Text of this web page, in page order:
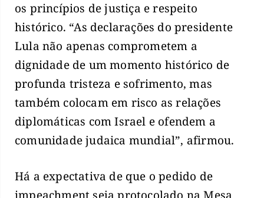
os princípios de justiça e respeito
histórico. “As declarações do presidente
Lula não apenas comprometem a
dignidade de um momento histórico de
profunda tristeza e sofrimento, mas
também colocam em risco as relações
diplomáticas com Israel e ofendem a
comunidade judaica mundial”, afirmou.
Há a expectativa de que o pedido de
impeachment seja protocolado na Mesa